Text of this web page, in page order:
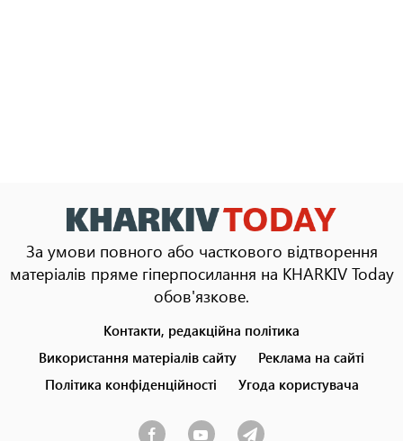
За умови повного або часткового відтворення
матеріалів пряме гіперпосилання на KHARKIV Today
обов'язкове.
menu
Контакти, редакційна політика
Використання матеріалів сайту
Реклама на сайті
Політика конфіденційності
Угода користувача